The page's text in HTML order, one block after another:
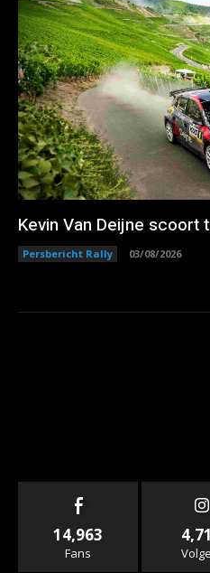
Kevin Van Deijne scoort
Persbericht Rally 03/08/2026
14,963
Fans